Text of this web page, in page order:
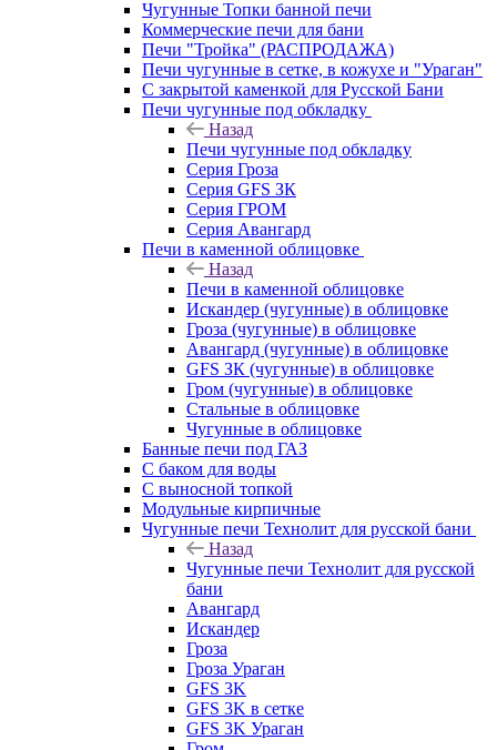
Чугунные Топки банной печи
Коммерческие печи для бани
Печи "Тройка" (РАСПРОДАЖА)
Печи чугунные в сетке, в кожухе и "Ураган"
С закрытой каменкой для Русской Бани
Печи чугунные под обкладку
Назад
Печи чугунные под обкладку
Серия Гроза
Серия GFS ЗК
Серия ГРОМ
Серия Авангард
Печи в каменной облицовке
Назад
Печи в каменной облицовке
Искандер (чугунные) в облицовке
Гроза (чугунные) в облицовке
Авангард (чугунные) в облицовке
GFS ЗК (чугунные) в облицовке
Гром (чугунные) в облицовке
Стальные в облицовке
Чугунные в облицовке
Банные печи под ГАЗ
С баком для воды
С выносной топкой
Модульные кирпичные
Чугунные печи Технолит для русской бани
Назад
Чугунные печи Технолит для русской
бани
Авангард
Искандер
Гроза
Гроза Ураган
GFS 3K
GFS 3K в сетке
GFS 3K Ураган